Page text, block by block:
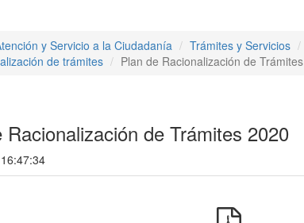
y Servicio a la Ciudadanía Trámites y Servicios
de trámites
Plan de Racionalización de
Racionalización de Trámites 2020